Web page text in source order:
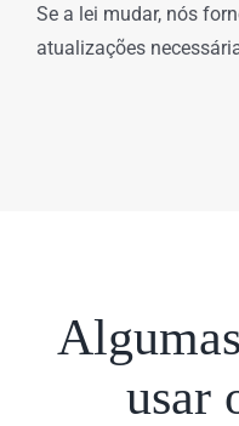
Se a lei mudar, nós
atualizações
usar